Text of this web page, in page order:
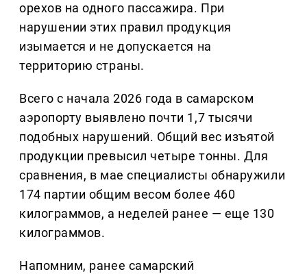
орехов на одного пассажира. При
нарушении этих правил продукция
изымается и не допускается на
территорию страны.
Всего с начала 2026 года в самарском
аэропорту выявлено почти 1,7 тысячи
подобных нарушений. Общий вес изъятой
продукции превысил четыре тонны. Для
сравнения, в мае специалисты обнаружили
174 партии общим весом более 460
килограммов, а неделей ранее — еще 130
килограммов.
Напомним, ранее самарский